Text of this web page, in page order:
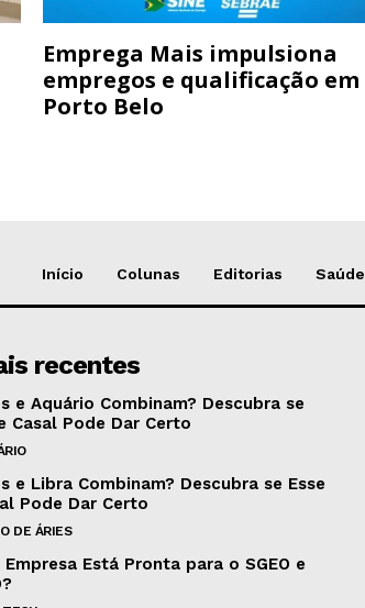
Emprega Mais impulsiona
empregos e qualificação em
Porto Belo
Início Colunas Editorias Saúde
recentes
e Aquário Combinam? Descubra se
Casal Pode Dar Certo
e Libra Combinam? Descubra se Esse
Pode Dar Certo
DE ÁRIES
Empresa Está Pronta para o SGEO e